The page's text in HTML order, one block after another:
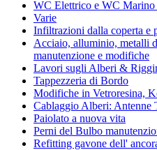
WC Elettrico e WC Marino
Varie
Infiltrazioni dalla coperta e
Acciaio, alluminio, metalli
manutenzione e modifiche
Lavori sugli Alberi &
Tappezzeria di Bordo
Modifiche in Vetroresina,
Cablaggio Alberi: Antenne
Paiolato a nuova vita
Perni del Bulbo
Refitting gavone dell'